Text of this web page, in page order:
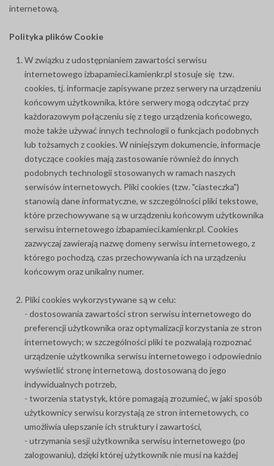
internetową.
Polityka plików Cookie
W związku z udostępnianiem zawartości serwisu
internetowego izbapamieci.kamienkr.pl stosuje się tzw.
cookies, tj. informacje zapisywane przez serwery na urządzeniu
końcowym użytkownika, które serwery mogą odczytać przy
każdorazowym połączeniu się z tego urządzenia końcowego,
może także używać innych technologii o funkcjach podobnych
lub tożsamych z cookies. W niniejszym dokumencie, informacje
dotyczące cookies mają zastosowanie również do innych
podobnych technologii stosowanych w ramach naszych
serwisów internetowych. Pliki cookies (tzw. "ciasteczka")
stanowią dane informatyczne, w szczególności pliki tekstowe,
które przechowywane są w urządzeniu końcowym użytkownika
serwisu internetowego izbapamieci.kamienkr.pl. Cookies
zazwyczaj zawierają nazwę domeny serwisu internetowego, z
którego pochodzą, czas przechowywania ich na urządzeniu
końcowym oraz unikalny numer.
Pliki cookies wykorzystywane są w celu:
- dostosowania zawartości stron serwisu internetowego do
preferencji użytkownika oraz optymalizacji korzystania ze stron
internetowych; w szczególności pliki te pozwalają rozpoznać
urządzenie użytkownika serwisu internetowego i odpowiednio
wyświetlić stronę internetową, dostosowaną do jego
indywidualnych potrzeb,
- tworzenia statystyk, które pomagają zrozumieć, w jaki sposób
użytkownicy serwisu korzystają ze stron internetowych, co
umożliwia ulepszanie ich struktury i zawartości,
- utrzymania sesji użytkownika serwisu internetowego (po
zalogowaniu), dzięki której użytkownik nie musi na każdej